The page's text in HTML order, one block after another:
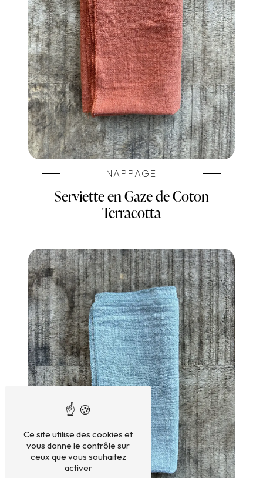
NAPPAGE
Serviette en Gaze de Coton
Terracotta
Ce site utilise des cookies et
vous donne le contrôle sur
ceux que vous souhaitez
activer